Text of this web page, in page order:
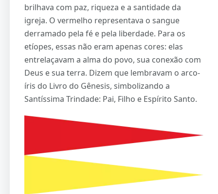
brilhava com paz, riqueza e a santidade da
igreja. O vermelho representava o sangue
derramado pela fé e pela liberdade. Para os
etíopes, essas não eram apenas cores: elas
entrelaçavam a alma do povo, sua conexão com
Deus e sua terra. Dizem que lembravam o arco-
íris do Livro do Gênesis, simbolizando a
Santíssima Trindade: Pai, Filho e Espírito Santo.